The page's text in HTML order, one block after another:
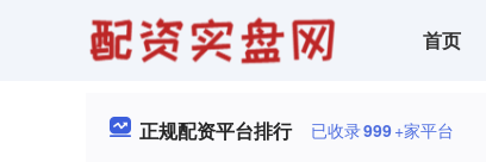
首页
正规配资平台排行 已收录999+家平台